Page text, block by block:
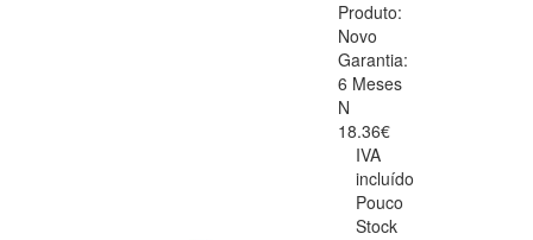
Produto:
Novo
Garantia:
6 Meses
N
18.36€
IVA
incluído
Pouco
Stock